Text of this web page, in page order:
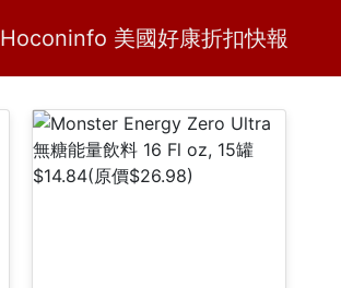
Hoconinfo 美國好康折扣快報
H Home